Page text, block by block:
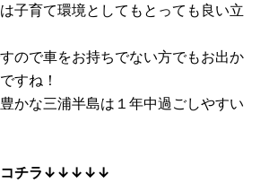
子育て環境としてもとっても良い立
ので車をお持ちでない方でもお出か
すね！
かな三浦半島は１年中過ごしやすい
コチラ↓↓↓↓↓